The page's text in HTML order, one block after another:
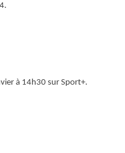
à 14h30 sur Sport+.